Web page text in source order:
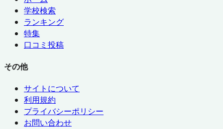
学校検索
ランキング
特集
口コミ投稿
その他
サイトについて
利用規約
プライバシーポリシー
お問い合わせ